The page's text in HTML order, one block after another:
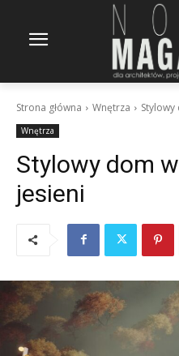
Strona główna Wnętrza
Wnętrza
Stylowy dom
jesieni